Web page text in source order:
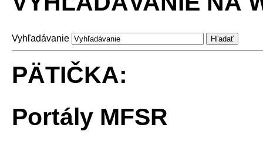
Vyhľadávanie
PÄTIČKA:
Portály MFSR